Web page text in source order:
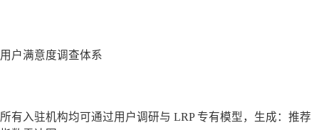
用户满意度调查体系
所有入驻机构均可通过用户调研与 LRP 专有模型，生成：推荐